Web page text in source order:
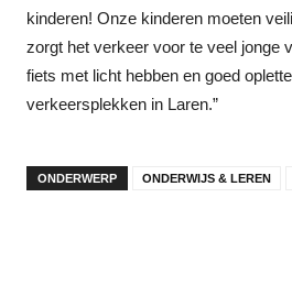
kinderen! Onze kinderen moeten
zorgt het verkeer voor te veel jonge
fiets met licht hebben en goed
verkeersplekken in Laren.”
ONDERWERP ONDERWIJS & LEREN